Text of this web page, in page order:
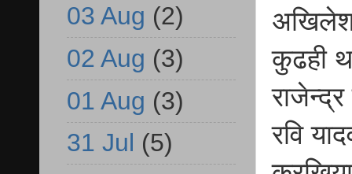
अखिलेश
कुढही
रवि
03 Aug (2)
02 Aug (3)
01 Aug (3)
31 Jul (5)